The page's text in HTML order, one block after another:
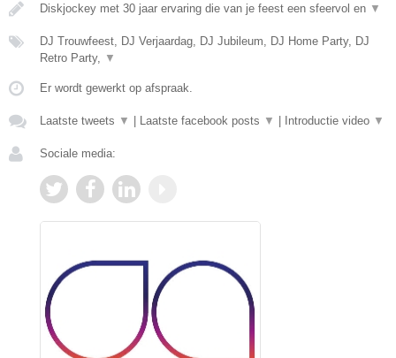
Diskjockey met 30 jaar ervaring die van je feest een sfeervol en ▼
DJ Trouwfeest, DJ Verjaardag, DJ Jubileum, DJ Home Party, DJ
Retro Party,
▼
Er wordt gewerkt op afspraak.
Laatste tweets ▼ Laatste facebook posts ▼ Introductie video ▼
Sociale media: